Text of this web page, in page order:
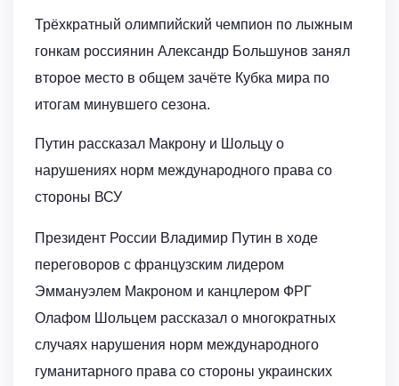
Трёхкратный олимпийский чемпион по лыжным
гонкам россиянин Александр Большунов занял
второе место в общем зачёте Кубка мира по
итогам минувшего сезона.
Путин рассказал Макрону и Шольцу о
нарушениях норм международного права со
стороны ВСУ
Президент России Владимир Путин в ходе
переговоров с французским лидером
Эммануэлем Макроном и канцлером ФРГ
Олафом Шольцем рассказал о многократных
случаях нарушения норм международного
гуманитарного права со стороны украинских